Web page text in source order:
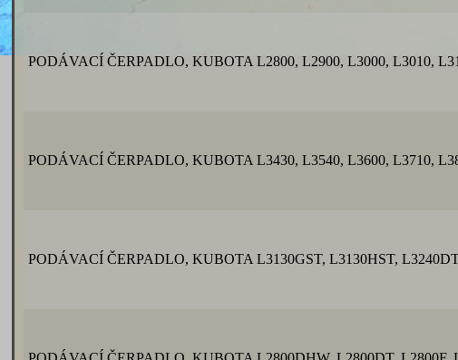
PODÁVACÍ ČERPADLO, KUBOTA L2800, L2900, L3000, L3010,
PODÁVACÍ ČERPADLO, KUBOTA L3430, L3540, L3600, L3710,
PODÁVACÍ ČERPADLO, KUBOTA L3130GST, L3130HST,